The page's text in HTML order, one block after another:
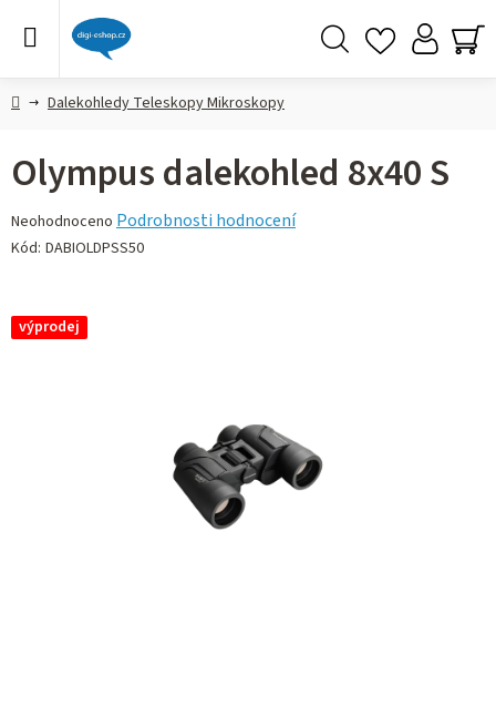
DomůDalekohledy Teleskopy Mikroskopy
Olympus dalekohled 8x40 S
Průměrné
hodnocení
0,0
z 5
Neohodnoceno Podrobnosti hodnocení
Kód: DABIOLDPSS50
výprodej